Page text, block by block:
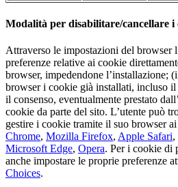
Modalità per disabilitare/cancellare i
Attraverso le impostazioni del browser
preferenze relative ai cookie
browser, impedendone l’installazione;
browser i cookie già installati, incluso
il consenso, eventualmente prestato
cookie da parte del sito. L’utente può
gestire i cookie tramite il suo browser
Chrome, Mozilla Firefox, Apple Safari,
Microsoft Edge, Opera. Per i cookie di
anche impostare le proprie preferenze
Choices.